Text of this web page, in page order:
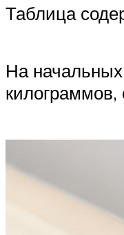
Таблица
На
килограммов,